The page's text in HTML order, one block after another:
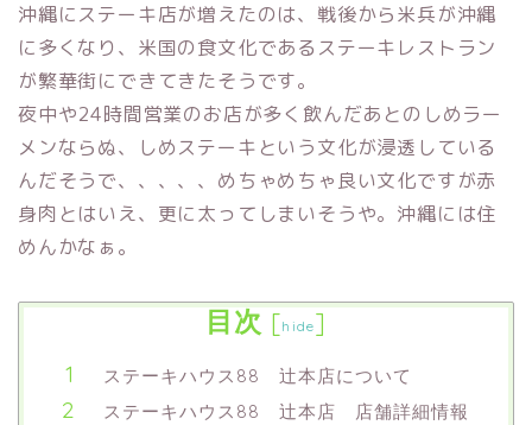
沖縄にステーキ店が増えたのは、戦後から米兵が沖縄
に多くなり、米国の食文化であるステーキレストラン
が繁華街にできてきたそうです。
夜中や24時間営業のお店が多く飲んだあとのしめラー
メンならぬ、しめステーキという文化が浸透している
んだそうで、、、、、めちゃめちゃ良い文化ですが赤
身肉とはいえ、更に太ってしまいそうや。沖縄には住
めんかなぁ。
目次 [hide]
ステーキハウス88 辻本店について
ステーキハウス88 辻本店 店舗詳細情報